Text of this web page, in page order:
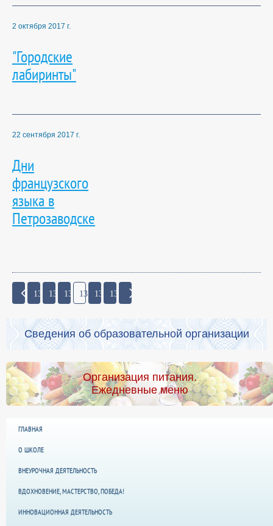
2 октября 2017 г.
"Городские
лабиринты"
22 сентября 2017 г.
Дни
французского
языка в
Петрозаводске
134 135 136 137 138 139
Сведения об образовательной организации
Организация питания.
Ежедневные меню
ГЛАВНАЯ
О ШКОЛЕ
ВНЕУРОЧНАЯ ДЕЯТЕЛЬНОСТЬ
ВДОХНОВЕНИЕ, МАСТЕРСТВО, ПОБЕДА!
ИННОВАЦИОННАЯ ДЕЯТЕЛЬНОСТЬ